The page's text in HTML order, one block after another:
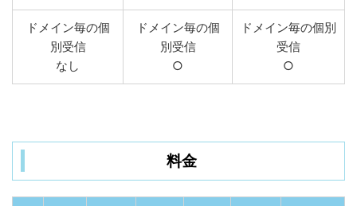
ドメイン毎の個
別受信
なし
ドメイン毎の個
別受信
○
ドメイン毎の個別
受信
○
料金